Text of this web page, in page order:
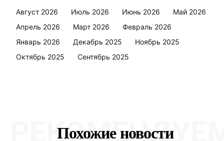
Август 2026 Июль 2026 Июнь 2026
Май 2026
Апрель 2026
Март 2026
Февраль 2026
Январь 2026
Декабрь 2025
Ноябрь 2025
Октябрь 2025
Сентябрь 2025
Похожие новости